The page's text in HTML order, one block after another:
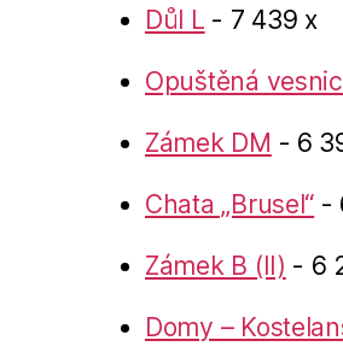
Důl L - 7 439 x
Opuštěná
Zámek DM - 6
Chata „Brusel“ -
Zámek B (II) - 6
Domy –